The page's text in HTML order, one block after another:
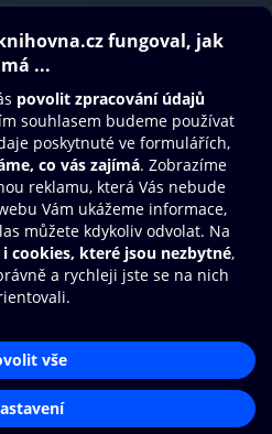
údajů
Aplikace O2 Knihovna
a poslouchej své e-knihy a